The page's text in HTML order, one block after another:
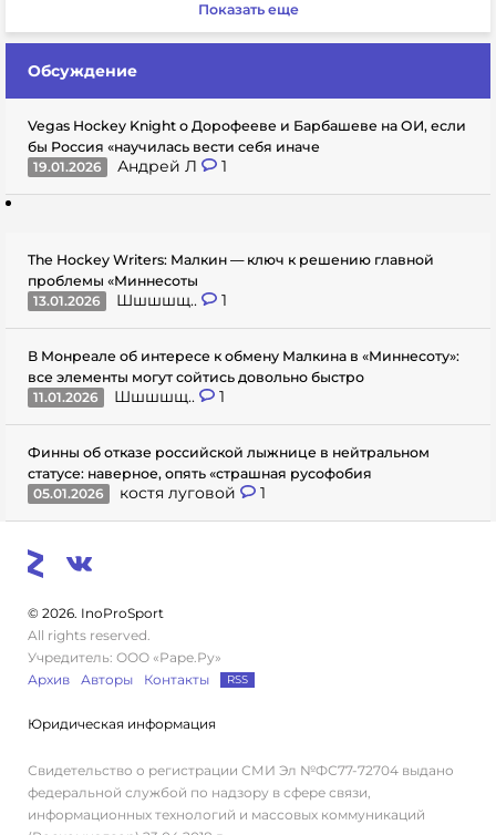
Показать еще
Обсуждение
Vegas Hockey Knight о Дорофееве и Барбашеве на ОИ, если
бы Россия «научилась вести себя иначе
19.01.2026
Андрей Л 1
The Hockey Writers: Малкин — ключ к решению главной
проблемы «Миннесоты
13.01.2026
Шшшшщ.. 1
В Монреале об интересе к обмену Малкина в «Миннесоту»:
все элементы могут сойтись довольно быстро
11.01.2026
Шшшшщ.. 1
Финны об отказе российской лыжнице в нейтральном
статусе: наверное, опять «страшная русофобия
05.01.2026
костя луговой 1
© 2026. InoProSport
All rights reserved.
Учредитель: ООО «Раре.Ру»
Архив
Авторы Контакты RSS
Юридическая информация
Свидетельство о регистрации СМИ Эл №ФС77-72704 выдано
федеральной службой по надзору в сфере связи,
информационных технологий и массовых коммуникаций